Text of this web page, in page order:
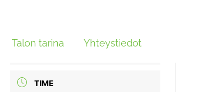
Talon tarina Yhteystiedot
loka 17 2021
TIME